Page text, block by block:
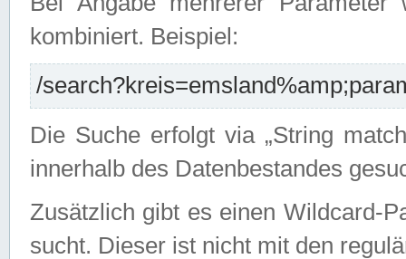
kombiniert. Beispiel:
/
Die Suche erfolgt via „String
innerhalb des Datenbestandes
Zusätzlich gibt es einen Wildcard-
sucht. Dieser ist nicht mit den